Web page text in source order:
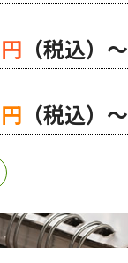
円 （税込）～
円 （税込）～